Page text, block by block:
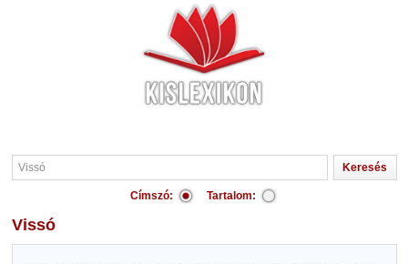
Címszó: Tartalom:
Vissó